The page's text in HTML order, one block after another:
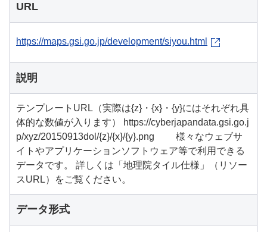
URL
https://maps.gsi.go.jp/development/siyou.html
説明
テンプレートURL（実際は{z}・{x}・{y}にはそれぞれ具
体的な数値が入ります） https://cyberjapandata.gsi.go.j
p/xyz/20150913dol/{z}/{x}/{y}.png 様々なウェブサ
イトやアプリケーションソフトウェア等で利用できる
データです。 詳しくは「地理院タイル仕様」（リソー
スURL）をご覧ください。
データ形式